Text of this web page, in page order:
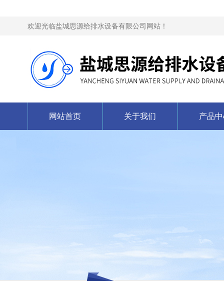
欢迎光临盐城思源给排水设备有限公司网站！
网站首页 关于我们 产品